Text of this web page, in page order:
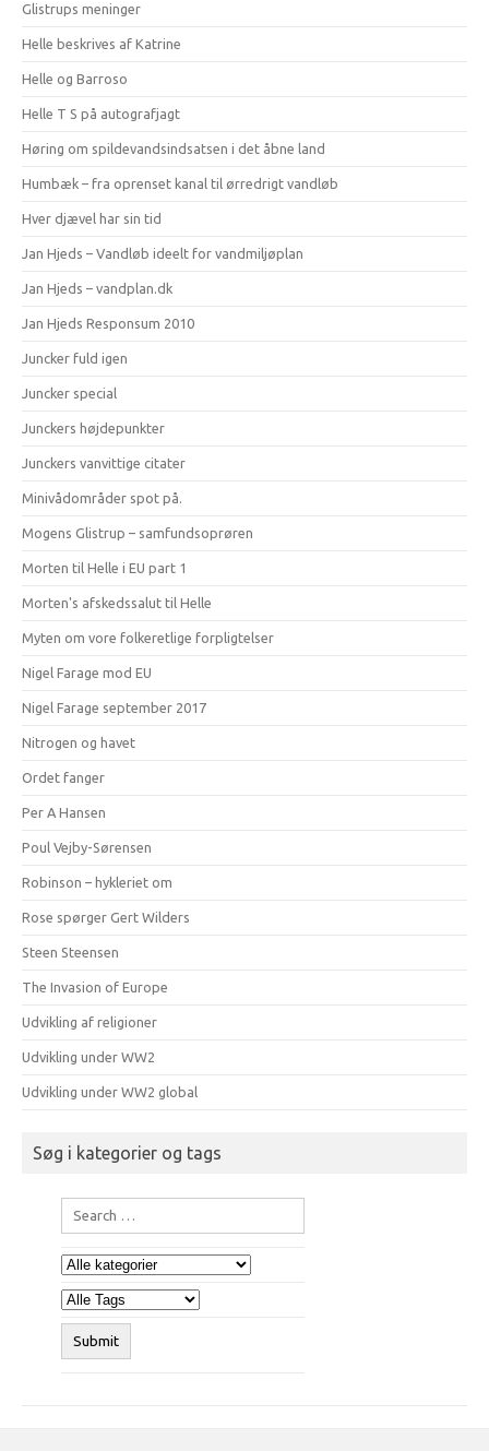
Glistrups meninger
Helle beskrives af Katrine
Helle og Barroso
Helle T S på autografjagt
Høring om spildevandsindsatsen i det åbne land
Humbæk – fra oprenset kanal til ørredrigt vandløb
Hver djævel har sin tid
Jan Hjeds – Vandløb ideelt for vandmiljøplan
Jan Hjeds – vandplan.dk
Jan Hjeds Responsum 2010
Juncker fuld igen
Juncker special
Junckers højdepunkter
Junckers vanvittige citater
Minivådområder spot på.
Mogens Glistrup – samfundsoprøren
Morten til Helle i EU part 1
Morten's afskedssalut til Helle
Myten om vore folkeretlige forpligtelser
Nigel Farage mod EU
Nigel Farage september 2017
Nitrogen og havet
Ordet fanger
Per A Hansen
Poul Vejby-Sørensen
Robinson – hykleriet om
Rose spørger Gert Wilders
Steen Steensen
The Invasion of Europe
Udvikling af religioner
Udvikling under WW2
Udvikling under WW2 global
Søg i kategorier og tags